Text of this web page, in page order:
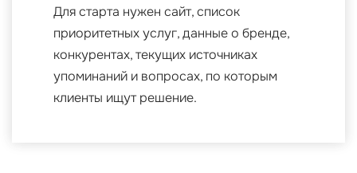
Для старта нужен сайт, список
приоритетных услуг, данные о бренде,
конкурентах, текущих источниках
упоминаний и вопросах, по которым
клиенты ищут решение.